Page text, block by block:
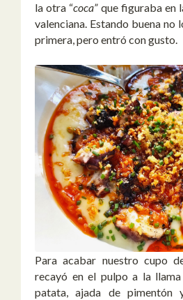
la otra “coca” que figuraba en
valenciana. Estando buena no
primera, pero entró con gusto.
Para acabar nuestro cupo
recayó en el pulpo a la
patata, ajada de pimentón